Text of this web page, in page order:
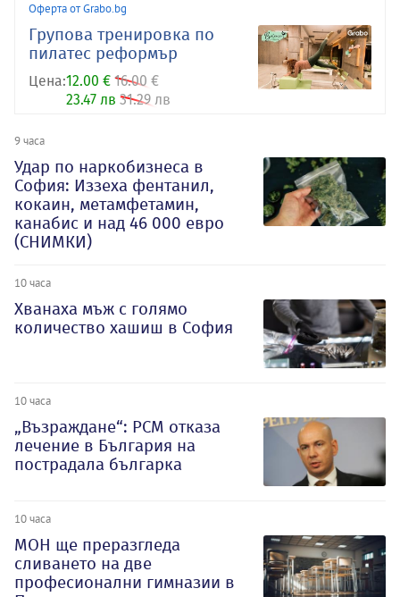
Оферта от Grabo.bg
Групова тренировка по
пилатес реформър
Цена:12.00 € 16.00 €
23.47 лв 31.29 лв
9 часа
Удар по наркобизнеса в
София: Иззеха фентанил,
кокаин, метамфетамин,
канабис и над 46 000 евро
(СНИМКИ)
10 часа
Хванаха мъж с голямо
количество хашиш в София
10 часа
„Възраждане“: РСМ отказа
лечение в България на
пострадала българка
10 часа
МОН ще преразгледа
сливането на две
професионални гимназии в